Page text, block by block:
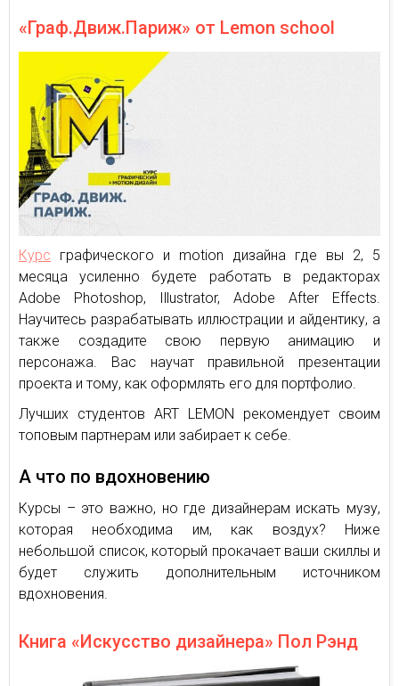
«Граф.Движ.Париж» от Lemon school
Курс графического и motion дизайна где вы 2, 5
месяца усиленно будете работать в редакторах
Adobe Photoshop, Illustrator, Adobe After Effects.
Научитесь разрабатывать иллюстрации и айдентику, а
также создадите свою первую анимацию и
персонажа. Вас научат правильной презентации
проекта и тому, как оформлять его для портфолио.
Лучших студентов ART LEMON рекомендует своим
топовым партнерам или забирает к себе.
А что по вдохновению
Курсы – это важно, но где дизайнерам искать музу,
которая необходима им, как воздух? Ниже
небольшой список, который прокачает ваши скиллы и
будет служить дополнительным источником
вдохновения.
Книга «Искусство дизайнера» Пол Рэнд